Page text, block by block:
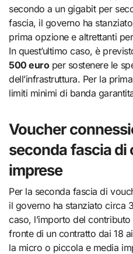
secondo a un gigabit per
fascia, il governo ha
prima opzione e altrettanti
In quest’ultimo caso, è
500 europer sostenere le
dell’infrastruttura. Per la
limiti minimi di banda
Voucher
seconda fascia di
imprese
Per la seconda fascia di
il governo ha stanziato circa
caso, l’importo del
fronte di un contratto dai 18
la micro o piccola e media